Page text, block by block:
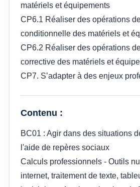
matériels et équipements
CP6.1 Réaliser des opérations
conditionnelle des matériels et
CP6.2 Réaliser des opérations
corrective des matériels et
CP7. S’adapter à des enjeux
Contenu :
BC01 : Agir dans des situations
l'aide de repères sociaux
Calculs professionnels - Outils
internet, traitement de texte,